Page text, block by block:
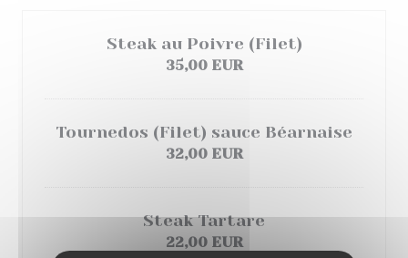
Steak au Poivre (Filet)
35,00 EUR
Tournedos (Filet) sauce Béarnaise
32,00 EUR
Steak Tartare
22,00 EUR